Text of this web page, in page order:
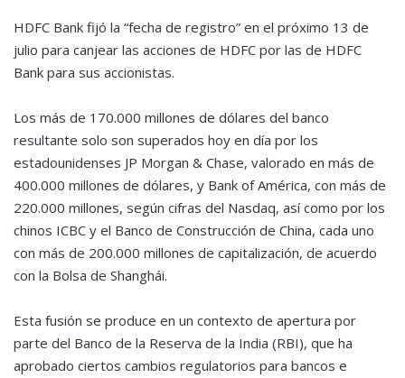
HDFC Bank fijó la “fecha de registro” en el próximo 13 de
julio para canjear las acciones de HDFC por las de HDFC
Bank para sus accionistas.
Los más de 170.000 millones de dólares del banco
resultante solo son superados hoy en día por los
estadounidenses JP Morgan & Chase, valorado en más de
400.000 millones de dólares, y Bank of América, con más de
220.000 millones, según cifras del Nasdaq, así como por los
chinos ICBC y el Banco de Construcción de China, cada uno
con más de 200.000 millones de capitalización, de acuerdo
con la Bolsa de Shanghái.
Esta fusión se produce en un contexto de apertura por
parte del Banco de la Reserva de la India (RBI), que ha
aprobado ciertos cambios regulatorios para bancos e